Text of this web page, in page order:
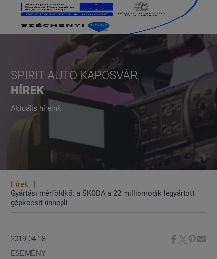
SPIRIT AUTO KAPOSVÁR
HÍREK
Aktuális híreink
Hírek
Gyártási mérföldkő: a ŠKODA a 22 milliomodik legyártott
gépkocsit ünnepli
2019.04.18.
ESEMÉNY